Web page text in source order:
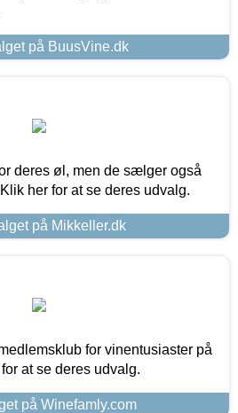
på BuusVine.dk
deres øl, men de sælger også
her for at se deres udvalg.
på Mikkeller.dk
for vinentusiaster på
at se deres udvalg.
på Winefamly.com